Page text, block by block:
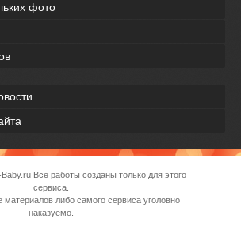
фото
Все работы созданы только для этого
сервиса.
материалов либо самого сервиса уголовно
наказуемо.